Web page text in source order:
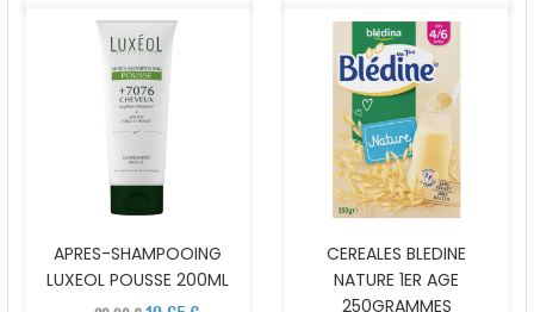
APRES-SHAMPOOING
LUXEOL POUSSE 200ML
CEREALES BLEDINE
NATURE 1ER AGE
250GRAMMES